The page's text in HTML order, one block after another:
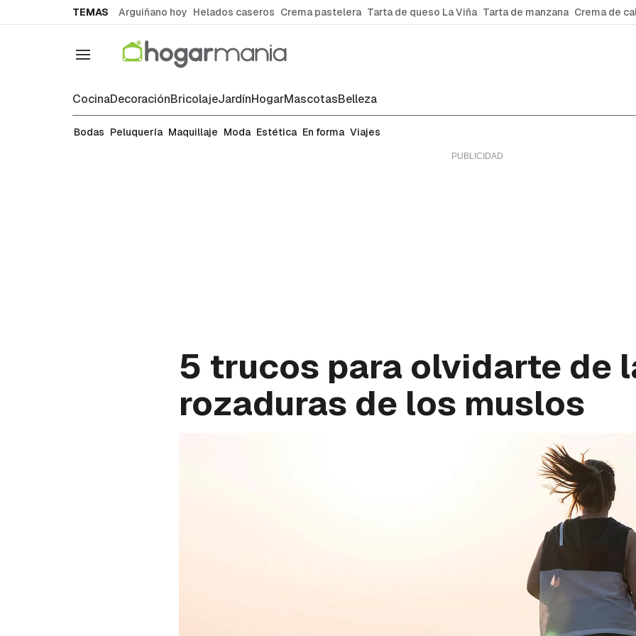
TEMAS Arguiñano hoy Helados caseros Crema pastelera Tarta de queso La Viña Tarta de manzana Crema de
Navegación
CocinaDecoraciónBricolajeJardínHogarMascotasBelleza
Estética
Bodas Peluquería Maquillaje Moda Estética En forma Viajes
5 trucos para olvidarte de
rozaduras de los muslos